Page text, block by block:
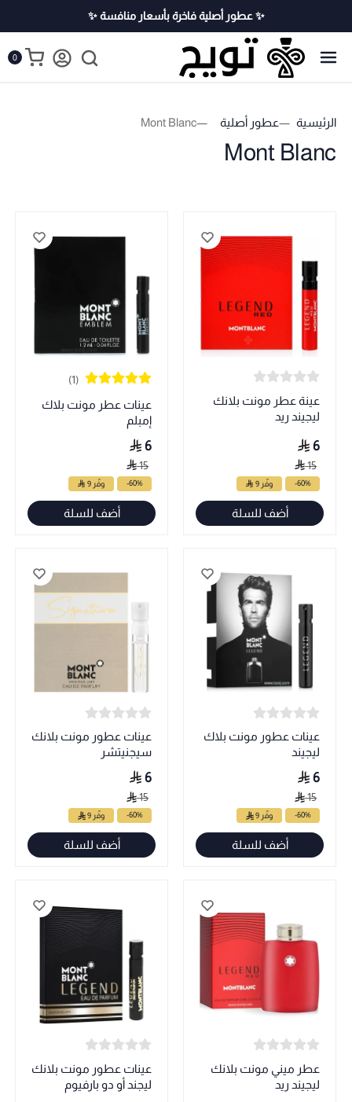
✨ عطور أصلية فاخرة بأسعار منافسة ✨
0
الرئيسية عطور أصلية Mont Blanc
Mont Blanc
عينة عطر مونت بلانك
ليجيند ريد
6
15
-60% وفّر 9
أضف للسلة
(1)
عينات عطر مونت بلاك
إمبلم
6
15
-60% وفّر 9
أضف للسلة
عينات عطور مونت بلاك
ليجيند
6
15
-60% وفّر 9
أضف للسلة
عينات عطور مونت بلانك
سيجنيتشر
6
15
-60% وفّر 9
أضف للسلة
عطر ميني مونت بلانك
ليجيند ريد
عينات عطور مونت بلانك
ليجند أو دو بارفيوم